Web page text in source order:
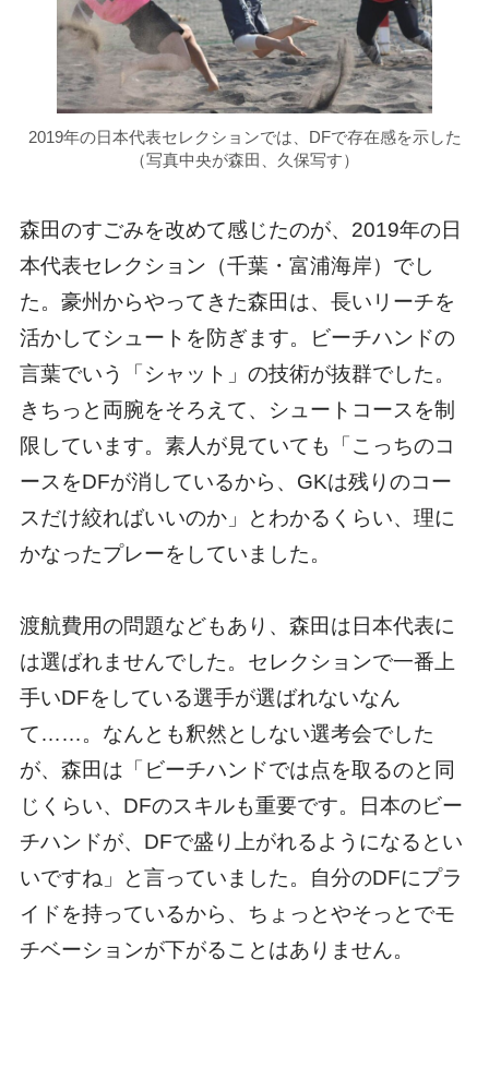
2019年の日本代表セレクションでは、DFで存在感を示した
（写真中央が森田、久保写す）
森田のすごみを改めて感じたのが、2019年の日
本代表セレクション（千葉・富浦海岸）でし
た。豪州からやってきた森田は、長いリーチを
活かしてシュートを防ぎます。ビーチハンドの
言葉でいう「シャット」の技術が抜群でした。
きちっと両腕をそろえて、シュートコースを制
限しています。素人が見ていても「こっちのコ
ースをDFが消しているから、GKは残りのコー
スだけ絞ればいいのか」とわかるくらい、理に
かなったプレーをしていました。
渡航費用の問題などもあり、森田は日本代表に
は選ばれませんでした。セレクションで一番上
手いDFをしている選手が選ばれないなん
て……。なんとも釈然としない選考会でした
が、森田は「ビーチハンドでは点を取るのと同
じくらい、DFのスキルも重要です。日本のビー
チハンドが、DFで盛り上がれるようになるとい
いですね」と言っていました。自分のDFにプラ
イドを持っているから、ちょっとやそっとでモ
チベーションが下がることはありません。